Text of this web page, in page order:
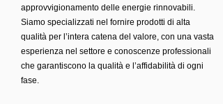
approvvigionamento delle energie rinnovabili.
Siamo specializzati nel fornire prodotti di alta
qualità per l’intera catena del valore, con una vasta
esperienza nel settore e conoscenze professionali
che garantiscono la qualità e l’affidabilità di ogni
fase.